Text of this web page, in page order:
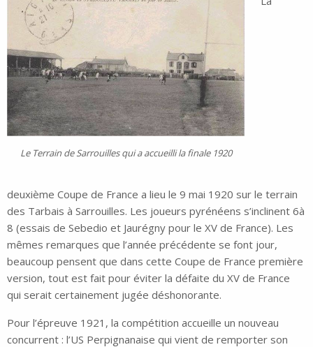
Le Terrain de Sarrouilles qui a accueilli la finale 1920
deuxième Coupe de France a lieu le 9 mai 1920 sur le terrain
des Tarbais à Sarrouilles. Les joueurs pyrénéens s’inclinent 6à
8 (essais de Sebedio et Jaurégny pour le XV de France). Les
mêmes remarques que l’année précédente se font jour,
beaucoup pensent que dans cette Coupe de France première
version, tout est fait pour éviter la défaite du XV de France
qui serait certainement jugée déshonorante.
Pour l’épreuve 1921, la compétition accueille un nouveau
concurrent : l’US Perpignanaise qui vient de remporter son